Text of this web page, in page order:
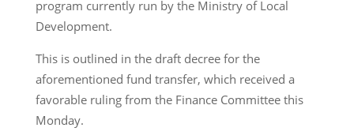
program currently run by the Ministry of Local
Development.
This is outlined in the draft decree for the
aforementioned fund transfer, which received a
favorable ruling from the Finance Committee this
Monday.